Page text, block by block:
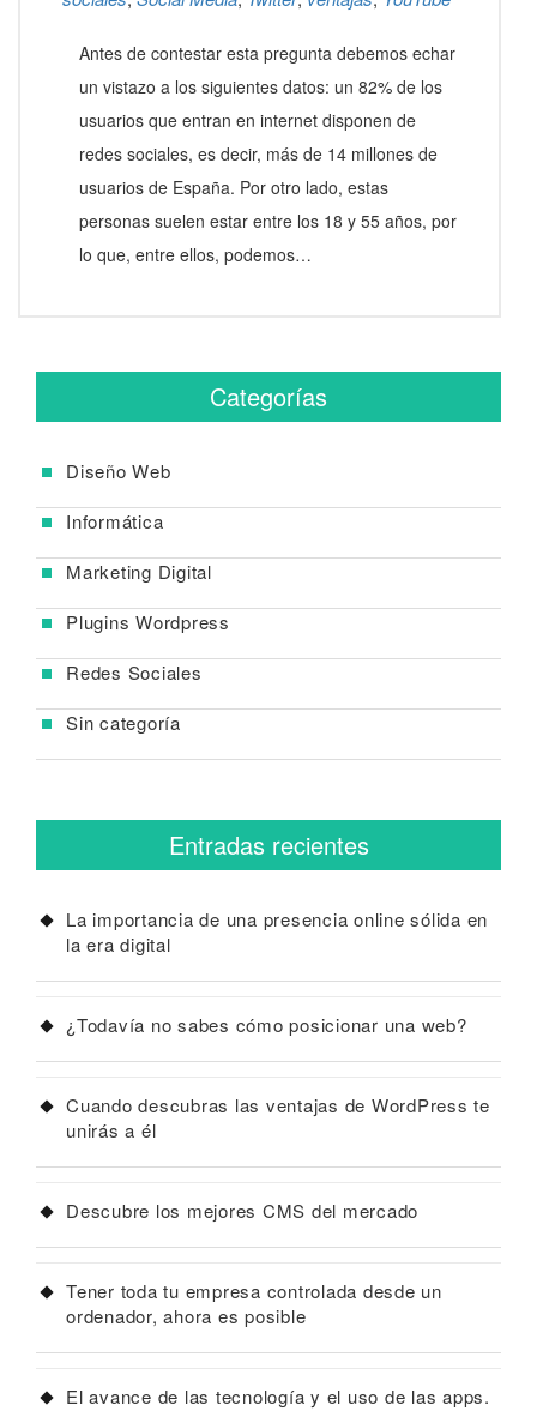
Antes de contestar esta pregunta debemos echar
un vistazo a los siguientes datos: un 82% de los
usuarios que entran en internet disponen de
redes sociales, es decir, más de 14 millones de
usuarios de España. Por otro lado, estas
personas suelen estar entre los 18 y 55 años, por
lo que, entre ellos, podemos…
Categorías
Diseño Web
Informática
Marketing Digital
Plugins Wordpress
Redes Sociales
Sin categoría
Entradas recientes
La importancia de una presencia online sólida en
la era digital
¿Todavía no sabes cómo posicionar una web?
Cuando descubras las ventajas de WordPress te
unirás a él
Descubre los mejores CMS del mercado
Tener toda tu empresa controlada desde un
ordenador, ahora es posible
El avance de las tecnología y el uso de las apps.